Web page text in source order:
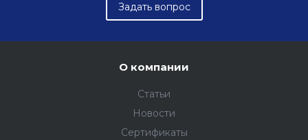
Задать вопрос
О компании
Статьи
Новости
Сертификаты